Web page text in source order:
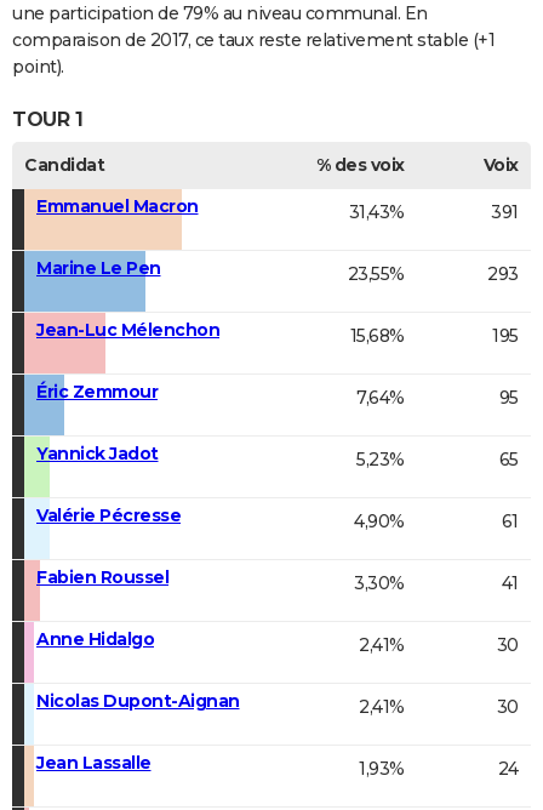
une participation de 79% au niveau communal. En
comparaison de 2017, ce taux reste relativement stable (+1
point).
TOUR 1
Candidat % des voix
Voix
Emmanuel Macron
31,43% 391
Marine Le Pen 23,55% 293
Jean-Luc Mélenchon 15,68% 195
Éric Zemmour 7,64% 95
Yannick Jadot 5,23% 65
Valérie Pécresse 4,90% 61
Fabien Roussel 3,30% 41
Anne Hidalgo 2,41% 30
Nicolas Dupont-Aignan 2,41% 30
Jean Lassalle 1,93% 24